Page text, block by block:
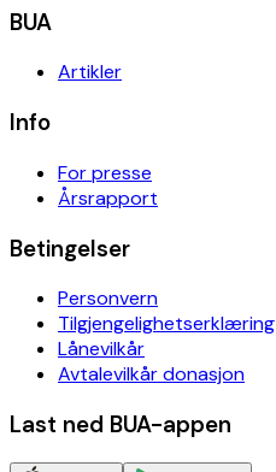
BUA
Artikler
Info
For presse
Årsrapport
Betingelser
Personvern
Tilgjengelighetserklæring
Lånevilkår
Avtalevilkår donasjon
Last ned BUA-appen